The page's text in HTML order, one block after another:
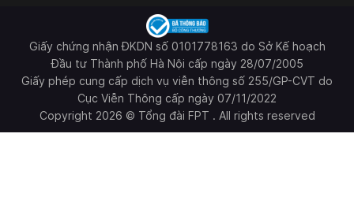
Giấy chứng nhận ĐKDN số 0101778163 do Sở Kế hoạch
Đầu tư Thành phố Hà Nội cấp ngày 28/07/2005
Giấy phép cung cấp dịch vụ viễn thông số 255/GP-CVT do
Cục Viễn Thông cấp ngày 07/11/2022
Copyright 2026 © Tổng đài FPT . All rights reserved